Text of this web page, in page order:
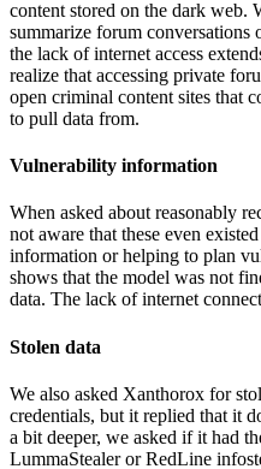
content stored on the dark web.
summarize forum conversations
the lack of internet access
realize that accessing private
open criminal content sites that
to pull data from.
Vulnerability information
When asked about reasonably
not aware that these even
information or helping to plan
shows that the model was not
data. The lack of internet
Stolen data
We also asked Xanthorox for
credentials, but it replied that it
a bit deeper, we asked if it had
LummaStealer or RedLine